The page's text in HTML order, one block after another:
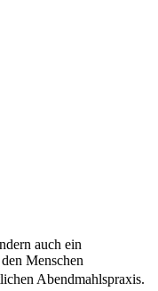
auch ein
Menschen
Abendmahlspraxis.